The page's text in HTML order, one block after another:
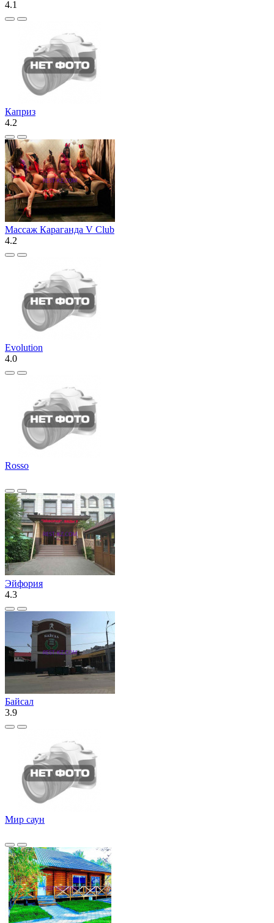
4.1
Каприз
4.2
Массаж Караганда V Club
4.2
Evolution
4.0
Rosso
Эйфория
4.3
Байсал
3.9
Мир саун